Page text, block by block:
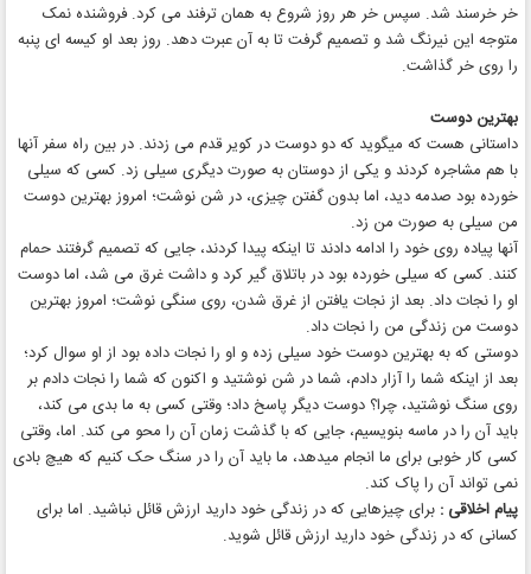
خر خرسند شد. سپس خر هر روز شروع به همان ترفند می کرد. فروشنده نمک
متوجه این نیرنگ شد و تصمیم گرفت تا به آن عبرت دهد. روز بعد او کیسه ای پنبه
را روی خر گذاشت.
بهترین دوست
داستانی هست که میگوید که دو دوست در کویر قدم می زدند. در بین راه سفر آنها
با هم مشاجره کردند و یکی از دوستان به صورت دیگری سیلی زد. کسی که سیلی
خورده بود صدمه دید، اما بدون گفتن چیزی، در شن نوشت؛ امروز بهترین دوست
من سیلی به صورت من زد.
آنها پیاده روی خود را ادامه دادند تا اینکه پیدا کردند، جایی که تصمیم گرفتند حمام
کنند. کسی که سیلی خورده بود در باتلاق گیر کرد و داشت غرق می شد، اما دوست
او را نجات داد. بعد از نجات یافتن از غرق شدن، روی سنگی نوشت؛ امروز بهترین
دوست من زندگی من را نجات داد.
دوستی که به بهترین دوست خود سیلی زده و او را نجات داده بود از او سوال کرد؛
بعد از اینکه شما را آزار دادم، شما در شن نوشتید و اکنون که شما را نجات دادم بر
روی سنگ نوشتید، چرا؟ دوست دیگر پاسخ داد؛ وقتی کسی به ما بدی می کند،
باید آن را در ماسه بنویسیم، جایی که با گذشت زمان آن را محو می کند. اما، وقتی
کسی کار خوبی برای ما انجام میدهد، ما باید آن را در سنگ حک کنیم که هیچ بادی
نمی تواند آن را پاک کند.
پیام اخلاقی : برای چیزهایی که در زندگی خود دارید ارزش قائل نباشید. اما برای
کسانی که در زندگی خود دارید ارزش قائل شوید.